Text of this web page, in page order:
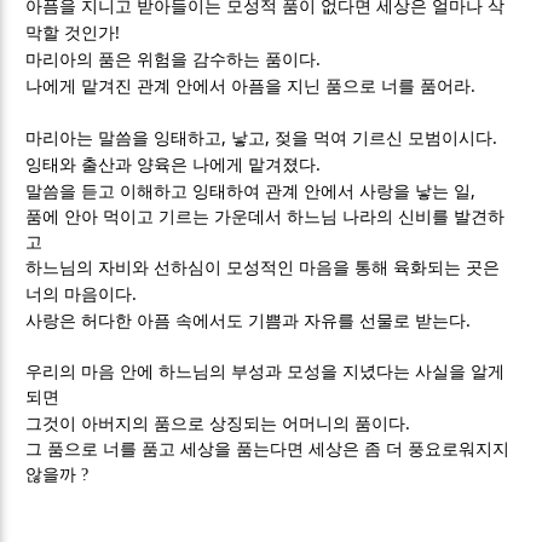
아픔을 지니고 받아들이는 모성적 품이 없다면 세상은 얼마나 삭
막할 것인가!
마리아의 품은 위험을 감수하는 품이다.
나에게 맡겨진 관계 안에서 아픔을 지닌 품으로 너를 품어라.
마리아는 말씀을 잉태하고 , 낳고 , 젖을 먹여 기르신 모범이시다.
잉태와 출산과 양육은 나에게 맡겨졌다.
말씀을 듣고 이해하고 잉태하여 관계 안에서 사랑을 낳는 일 ,
품에 안아 먹이고 기르는 가운데서 하느님 나라의 신비를 발견하
고
하느님의 자비와 선하심이 모성적인 마음을 통해 육화되는 곳은
너의 마음이다.
사랑은 허다한 아픔 속에서도 기쁨과 자유를 선물로 받는다.
우리의 마음 안에 하느님의 부성과 모성을 지녔다는 사실을 알게
되면
그것이 아버지의 품으로 상징되는 어머니의 품이다.
그 품으로 너를 품고 세상을 품는다면 세상은 좀 더 풍요로워지지
않을까 ?